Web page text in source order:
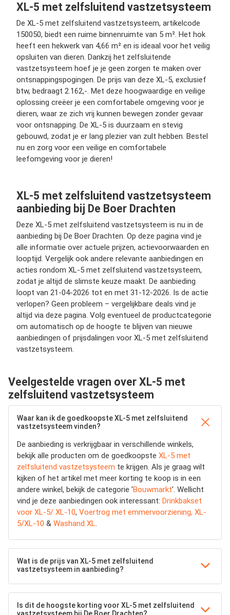
XL-5 met zelfsluitend vastzetsysteem
De XL-5 met zelfsluitend vastzetsysteem, artikelcode
150050, biedt een ruime binnenruimte van 5 m². Het hok
heeft een hekwerk van 4,66 m² en is ideaal voor het veilig
opsluiten van dieren. Dankzij het zelfsluitende
vastzetsysteem hoef je je geen zorgen te maken over
ontsnappingspogingen. De prijs van deze XL-5, exclusief
btw, bedraagt 2.162,-. Met deze hoogwaardige en veilige
oplossing creëer je een comfortabele omgeving voor je
dieren, waar ze zich vrij kunnen bewegen zonder gevaar
voor ontsnapping. De XL-5 is duurzaam en stevig
gebouwd, zodat je er lang plezier van zult hebben. Bestel
nu en zorg voor een veilige en comfortabele
leefomgeving voor je dieren!
XL-5 met zelfsluitend vastzetsysteem
aanbieding bij De Boer Drachten
Deze XL-5 met zelfsluitend vastzetsysteem is nu in de
aanbieding bij De Boer Drachten. Op deze pagina vind je
alle informatie over actuele prijzen, actievoorwaarden en
looptijd. Vergelijk ook andere relevante aanbiedingen en
acties rondom XL-5 met zelfsluitend vastzetsysteem,
zodat je altijd de slimste keuze maakt. De aanbieding
loopt van 21-04-2026 tot en met 31-12-2026. Is de actie
verlopen? Geen probleem – vergelijkbare deals vind je
altijd via deze pagina. Volg eventueel de productcategorie
om automatisch op de hoogte te blijven van nieuwe
aanbiedingen of prijsdalingen voor XL-5 met zelfsluitend
vastzetsysteem.
Veelgestelde vragen over XL-5 met
zelfsluitend vastzetsysteem
Waar kan ik de goedkoopste XL-5 met zelfsluitend
vastzetsysteem vinden?
De aanbieding is verkrijgbaar in verschillende winkels,
bekijk alle producten om de goedkoopste XL-5 met
zelfsluitend vastzetsysteem te krijgen. Als je graag wilt
kijken of het artikel met meer korting te koop is in een
andere winkel, bekijk de categorie 'Bouwmarkt'. Wellicht
vind je deze aanbiedingen ook interessant: Drinkbakset
voor XL-5/ XL-10, Voertrog met emmervoorziening, XL-
5/XL-10 & Washand XL.
Wat is de prijs van XL-5 met zelfsluitend
vastzetsysteem in aanbieding?
Is dit de hoogste korting voor XL-5 met zelfsluitend